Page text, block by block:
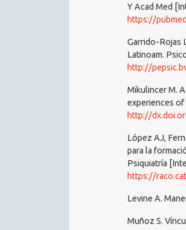
Y Acad Med
https://
Garrido-Rojas
Latinoam.
http://
Mikulincer M.
experiences of
http://
López AJ,
para la
Psiquiatría
https://
Levine A.
Muñoz S.